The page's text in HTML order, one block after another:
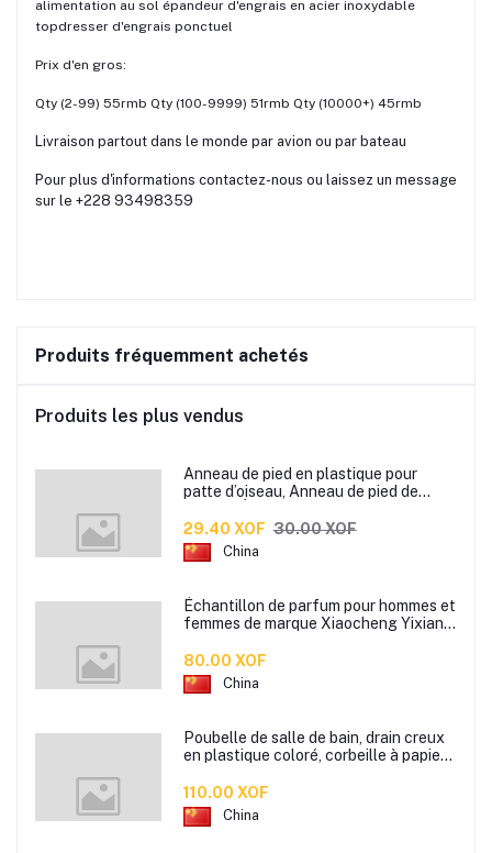
alimentation au sol épandeur d'engrais en acier inoxydable
topdresser d'engrais ponctuel
Prix d'en gros:
Qty (2-99) 55rmb Qty (100-9999) 51rmb Qty (10000+) 45rmb
Livraison partout dans le monde par avion ou par bateau
Pour plus d'informations contactez-nous ou laissez un message
sur le +228 93498359
Produits fréquemment achetés
Produits les plus vendus
Anneau de pied en plastique pour
patte d’oiseau, Anneau de pied de
pour oiseaux
29.40 XOF 30.00 XOF
China
Échantillon de parfum pour hommes et
femmes de marque Xiaocheng Yixiang
80.00 XOF
China
Poubelle de salle de bain, drain creux
en plastique coloré, corbeille à papier
110.00 XOF
China